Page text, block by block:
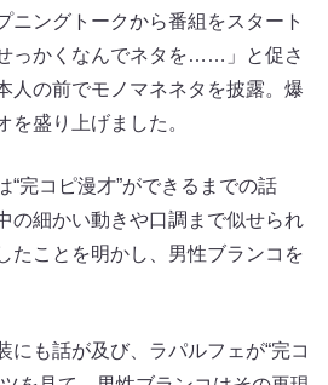
ニングトークから番組をスタート
っかくなんでネタを……」と促さ
人の前でモノマネネタを披露。爆
を盛り上げました。
“完コピ漫才”ができるまでの話
の細かい動きや口調まで似せられ
たことを明かし、男性ブランコを
にも話が及び、ラパルフェが“完コ